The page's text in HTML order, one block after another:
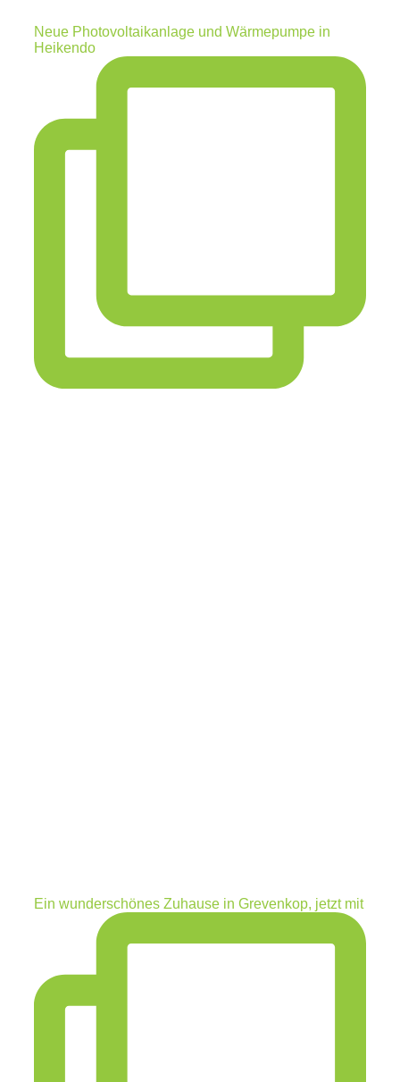
Neue Photovoltaikanlage und Wärmepumpe in
Heikendo
Ein wunderschönes Zuhause in Grevenkop, jetzt mit